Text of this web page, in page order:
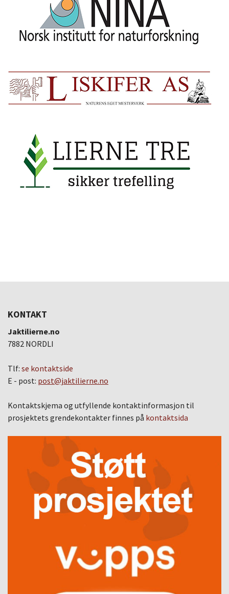
KONTAKT
Jaktilierne.no
7882 NORDLI
Tlf: se kontaktside
E - post: post@jaktilierne.no
Kontaktskjema og utfyllende kontaktinformasjon til
prosjektets grendekontakter finnes på kontaktsida